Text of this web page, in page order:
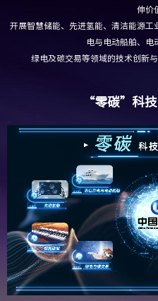
伸价
开展智慧储能、先进氢能、清洁能源
电与电动船舶、电
绿电及碳交易等领域的技术创新
“零碳”科技